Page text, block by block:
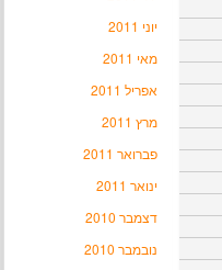
יוני 2011
מאי 2011
אפריל 2011
מרץ 2011
פברואר 2011
ינואר 2011
דצמבר 2010
נובמבר 2010